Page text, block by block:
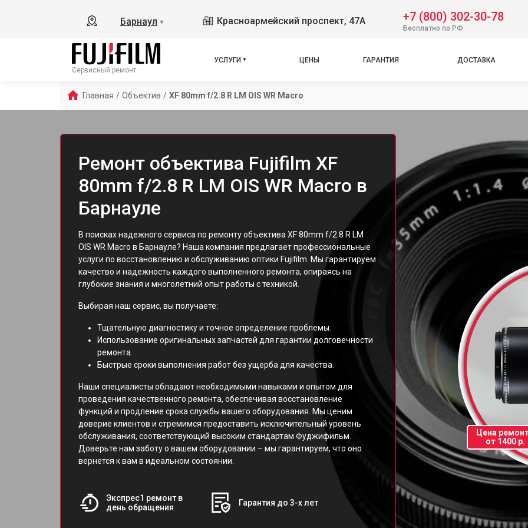
Барнаул ▼ Красноармейский проспект, 47А +7 (800) 302-30-78
Бесплатно по РФ
Сервисный ремонт
УСЛУГИ ЦЕНЫ ГАРАНТИЯ ДОСТАВКА
Главная / Объектив / XF 80mm f/2.8 R LM OIS WR Macro
Ремонт объектива Fujifilm XF
80mm f/2.8 R LM OIS WR Macro в
Барнауле
В поисках надежного сервиса по ремонту объектива XF 80mm f/2.8 R LM
OIS WR Macro в Барнауле? Наша компания предлагает профессиональные
услуги по восстановлению и обслуживанию оптики Fujifilm. Мы гарантируем
качество и надежность каждого выполненного ремонта, опираясь на
глубокие знания и многолетний опыт работы с техникой.
Выбирая наш сервис, вы получаете:
Тщательную диагностику и точное определение проблемы.
Использование оригинальных запчастей для гарантии долговечности
ремонта.
Быстрые сроки выполнения работ без ущерба для качества.
Наши специалисты обладают необходимыми навыками и опытом для
проведения качественного ремонта, обеспечивая восстановление
функций и продление срока службы вашего оборудования. Мы ценим
доверие клиентов и стремимся предоставить исключительный уровень
обслуживания, соответствующий высоким стандартам Фуджифильм.
Доверьте нам заботу о вашем оборудовании – мы гарантируем, что оно
вернется к вам в идеальном состоянии.
Экспрес1 ремонт в
день обращения
Гарантия до 3-х лет
Цена
от 1400 р.